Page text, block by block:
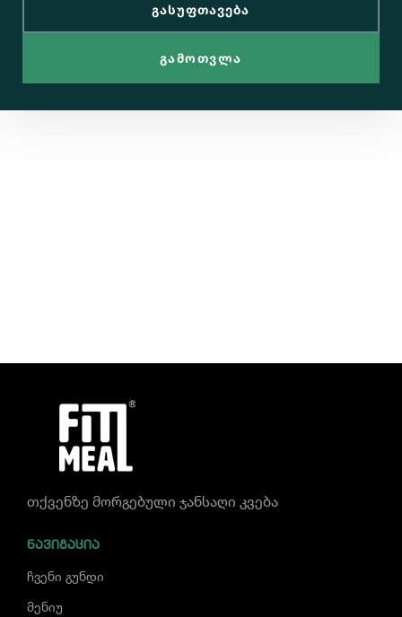
ᲒᲐᲡᲣᲤᲗᲐᲕᲔᲑᲐ
ᲒᲐᲛᲝᲗᲕᲚᲐ
თქვენზე მორგებული ჯანსაღი კვება
ᲜᲐᲕᲘᲒᲐᲪᲘᲐ
ჩვენი გუნდი
მენიუ